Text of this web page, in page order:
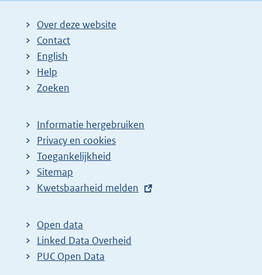
Over deze website
Contact
English
Help
Zoeken
Informatie hergebruiken
Privacy en cookies
Toegankelijkheid
Sitemap
E
t
e
r
Kwetsbaarheid melden
Open data
Linked Data Overheid
PUC Open Data